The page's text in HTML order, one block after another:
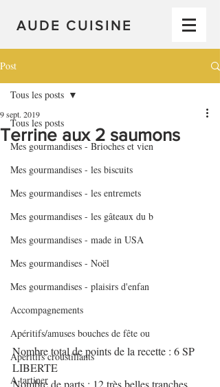
AUDE CUISINE
Post
Tous les posts
Mes gourmandises - Brioches et vien
Mes gourmandises - les biscuits
Mes gourmandises - les entremets
Mes gourmandises - les gâteaux du b
Mes gourmandises - made in USA
Mes gourmandises - Noël
Mes gourmandises - plaisirs d'enfan
Accompagnements
Apéritifs/amuses bouches de fête ou
Apéritifs croustillants
A tartiner
Tous les posts
Terrine aux 2 saumons
9 sept. 2019
Nombre total de points de la recette : 6 SP
LIBERTE